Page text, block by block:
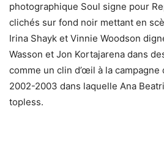
photographique Soul signe pour
clichés sur fond noir mettant en
Irina Shayk et Vinnie Woodson
Wasson et Jon Kortajarena dans
comme un clin d’œil à la campagne
2002-2003 dans laquelle Ana
topless.